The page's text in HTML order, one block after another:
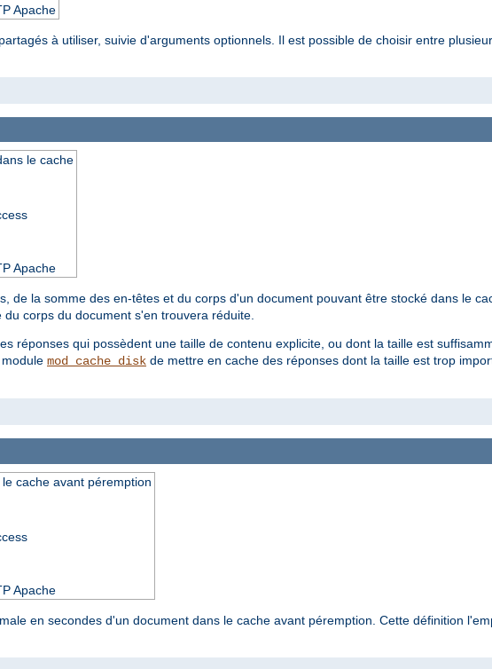
Apache
à utiliser, suivie d'arguments optionnels. Il est possible de choisir entre
le cache
Apache
de la somme des en-têtes et du corps d'un document pouvant être stocké dans le
corps du document s'en trouvera réduite.
réponses qui possèdent une taille de contenu explicite, ou dont la taille est
mod_cache_disk de mettre en cache des réponses dont la taille est trop
cache avant péremption
Apache
en secondes d'un document dans le cache avant péremption. Cette définition